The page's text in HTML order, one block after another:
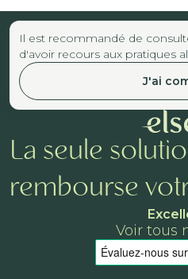
Il est recommandé de
d'avoir recours aux pratiques
J'ai
La seule
rembourse
Voir tous